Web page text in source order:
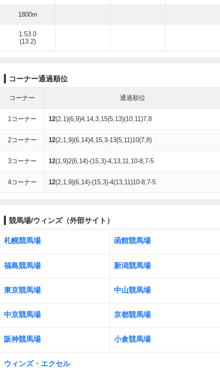
1800m
1:53.0
(13.2)
コーナー通過順位
コーナー 通過順位
1コーナー 12(2,1)(6,9)4,14,3,15(5,13)(10,11)7,8
2コーナー 12(2,1,9)(6,14)4,15,3-13(5,11)10(7,8)
3コーナー 12(1,9)2(6,14)-(15,3)-4,13,11,10-8,7-5
4コーナー 12(2,1,9)(6,14)-(15,3)-4(13,11)10-8,7-5
競馬場/ウィンズ（外部サイト）
札幌競馬場 函館競馬場
福島競馬場 新潟競馬場
東京競馬場 中山競馬場
中京競馬場 京都競馬場
阪神競馬場 小倉競馬場
ウィンズ・エクセル